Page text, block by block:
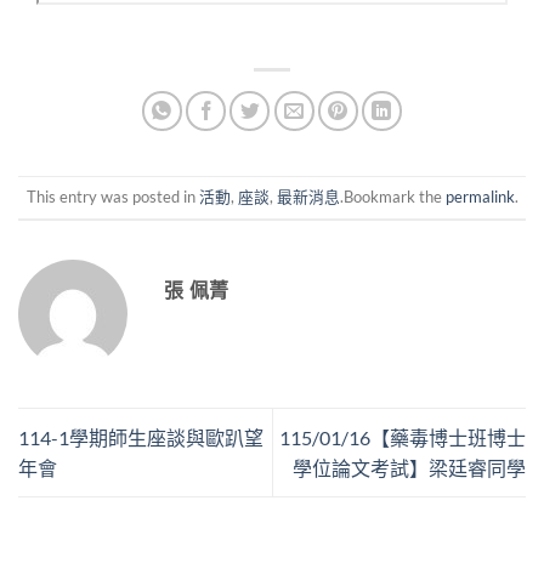
This entry was posted in活動, 座談, 最新消息.Bookmark the permalink.
張 佩菁
114-1學期師生座談與歐趴望
年會
115/01/16【藥毒博士班博士
學位論文考試】梁廷睿同學